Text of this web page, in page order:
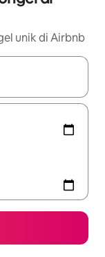
unik di Airbnb
anak panah